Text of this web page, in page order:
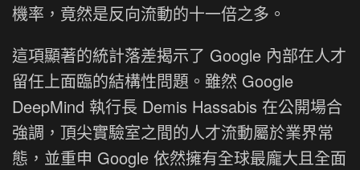
機率，竟然是反向流動的十一倍之多。
這項顯著的統計落差揭示了 Google 內部在人才
留任上面臨的結構性問題。雖然 Google
DeepMind 執行長 Demis Hassabis 在公開場合
強調，頂尖實驗室之間的人才流動屬於業界常
態，並重申 Google 依然擁有全球最龐大且全面